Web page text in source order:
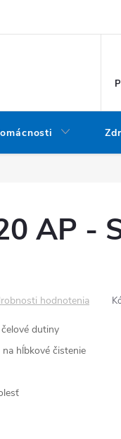
AP -
hodnotenia
dutiny
hĺbkové čistenie